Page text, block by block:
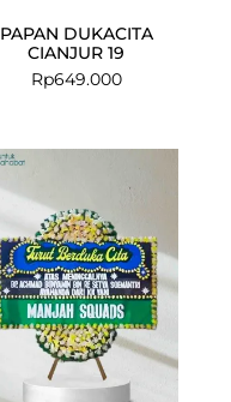
PAPAN DUKACITA
CIANJUR 19
Rp649.000